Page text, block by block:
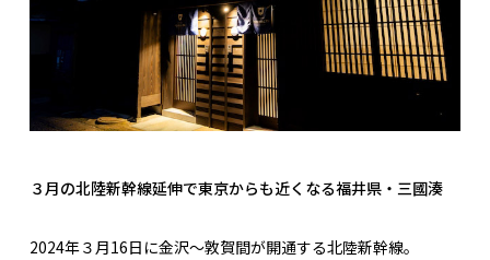
３月の北陸新幹線延伸で東京からも近くなる福井県・三國湊
2024年３月16日に金沢～敦賀間が開通する北陸新幹線。